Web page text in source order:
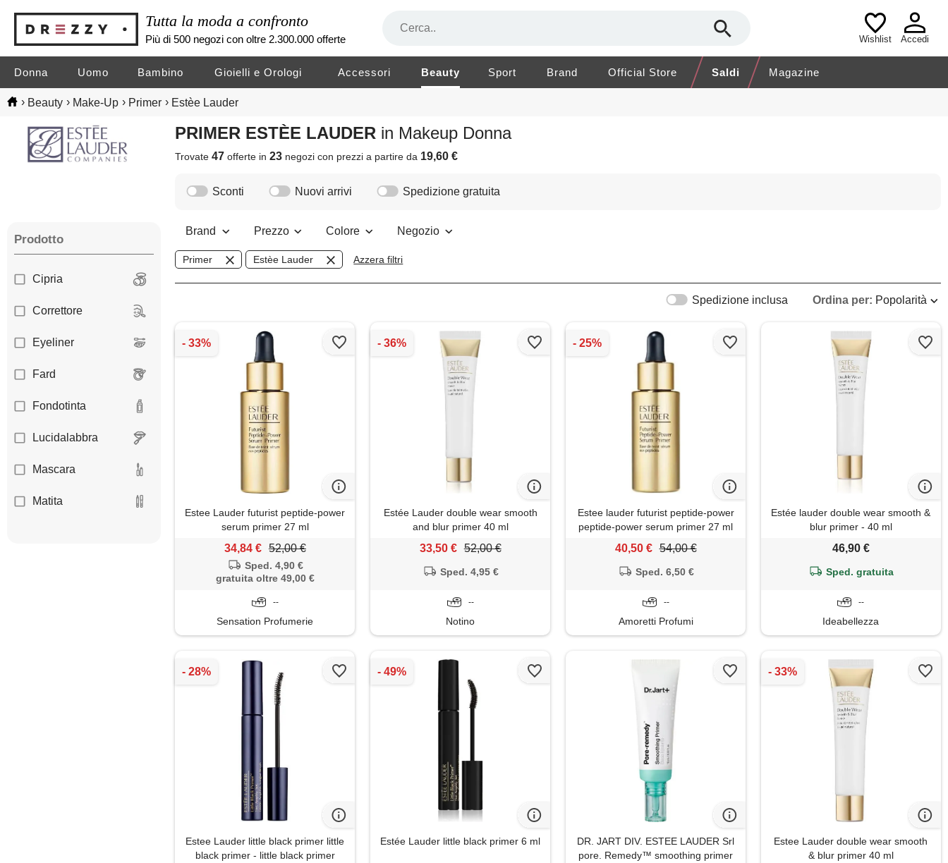
Tutta la moda a confronto
Più di 500 negozi con oltre 2.300.000 offerte Wishlist Accedi
Donna Uomo Bambino Gioielli e Orologi Accessori Beauty Sport Brand Official Store Saldi Magazine
› Beauty › Make-Up › Primer › Estèe Lauder
PRIMER ESTÈE LAUDER in Makeup Donna
Trovate47 offerte in23 negozicon prezzi a partire da 19,60 €
Prodotto
Cipria
Correttore
Eyeliner
Fard
Fondotinta
Lucidalabbra
Mascara
Matita
Sconti Nuovi arrivi Spedizione gratuita
Brand Prezzo Colore Negozio
Primer Estèe Lauder Azzera filtri
Ordina per: Popolarità
Spedizione inclusa
Estee Lauder futurist peptide-power
serum primer 27 ml
34,84 € 52,00 €
Sped. 4,90 €
gratuita oltre 49,00 €
--
Sensation Profumerie
Estée Lauder double wear smooth
and blur primer 40 ml
33,50 € 52,00 €
Sped. 4,95 €
--
Notino
Estee lauder futurist peptide-power
peptide-power serum primer 27 ml
primer in siero con acido ialuronico
e peptidi
40,50 € 54,00 €
Sped. 6,50 €
--
Amoretti Profumi
Estée lauder double wear smooth &
blur primer - 40 ml
46,90 €
Sped. gratuita
--
Ideabellezza
Estee Lauder little black primer little
black primer - little black primer
Estée Lauder little black primer 6 ml
DR. JART DIV. ESTEE LAUDER Srl
pore. Remedy™ smoothing primer
Estee Lauder double wear smooth
& blur primer 40 ml